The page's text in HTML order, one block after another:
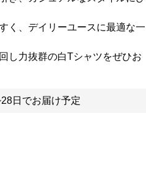
く、デイリーユースに最適な一
し力抜群の白Tシャツをぜひお
日でお届け予定